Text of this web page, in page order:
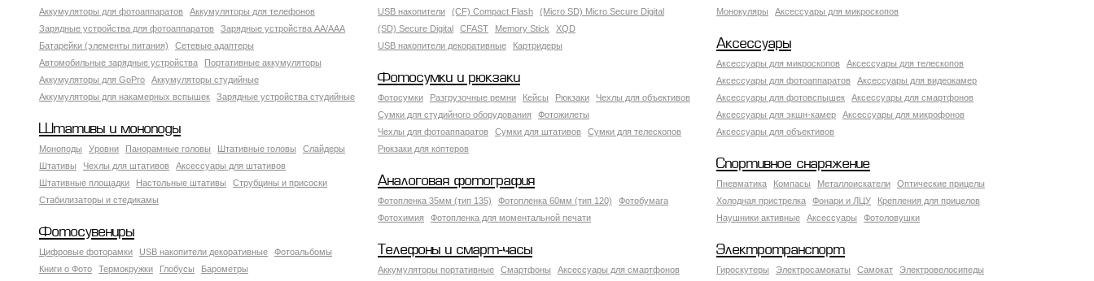
Монокуляры
Аксессуары для микроскопов
Аккумуляторы для фотоаппаратов
Аккумуляторы для телефонов
Зарядные устройства для фотоаппаратов
Зарядные устройства AA/AAA
Батарейки (элементы питания)
Сетевые адаптеры
Автомобильные зарядные устройства
Портативные аккумуляторы
Аккумуляторы для GoPro
Аккумуляторы студийные
Аккумуляторы для накамерных вспышек
Зарядные устройства студийные
USB накопители (CF) Compact Flash
(Micro SD) Micro Secure Digital
(SD) Secure Digital
CFAST Memory Stick
XQD
USB накопители декоративные
Картридеры Аксессуары
Аксессуары для микроскопов
Аксессуары для телескопов
Аксессуары для фотоаппаратов
Аксессуары для видеокамер
Аксессуары для фотовспышек
Аксессуары для смартфонов
Аксессуары для экшн-камер
Аксессуары для микрофонов
Аксессуары для объективов
Фотосумки и рюкзаки
Фотосумки Разгрузочные ремни Кейсы Рюкзаки
Чехлы для объективов
Сумки для студийного оборудования
Фотожилеты
Чехлы для фотоаппаратов
Сумки для штативов
Сумки для телескопов
Рюкзаки для коптеров
Штативы и моноподы
Моноподы Уровни Панорамные головы Штативные головы
Слайдеры
Штативы
Чехлы для штативов
Аксессуары для штативов
Штативные площадки
Настольные штативы
Струбцины и присоски
Стабилизаторы и стедикамы
Спортивное снаряжение
Пневматика Компасы Металлоискатели
Оптические прицелы
Холодная пристрелка
Фонари и ЛЦУ
Крепления для прицелов
Наушники активные
Аксессуары Фотоловушки
Аналоговая фотография
Фотопленка 35мм (тип 135) Фотопленка 60мм (тип 120)
Фотобумага
Фотохимия
Фотопленка для моментальной печати
Фотосувениры
Цифровые фоторамки USB накопители декоративные
Фотоальбомы
Книги о Фото
Термокружки Глобусы Барометры
Телефоны и смарт-часы
Аккумуляторы портативные Смартфоны
Аксессуары для смартфонов
Электротранспорт
Гироскутеры Электросамокаты Самокат
Электровелосипеды